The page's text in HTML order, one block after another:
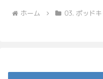
ホーム 03. ポッド